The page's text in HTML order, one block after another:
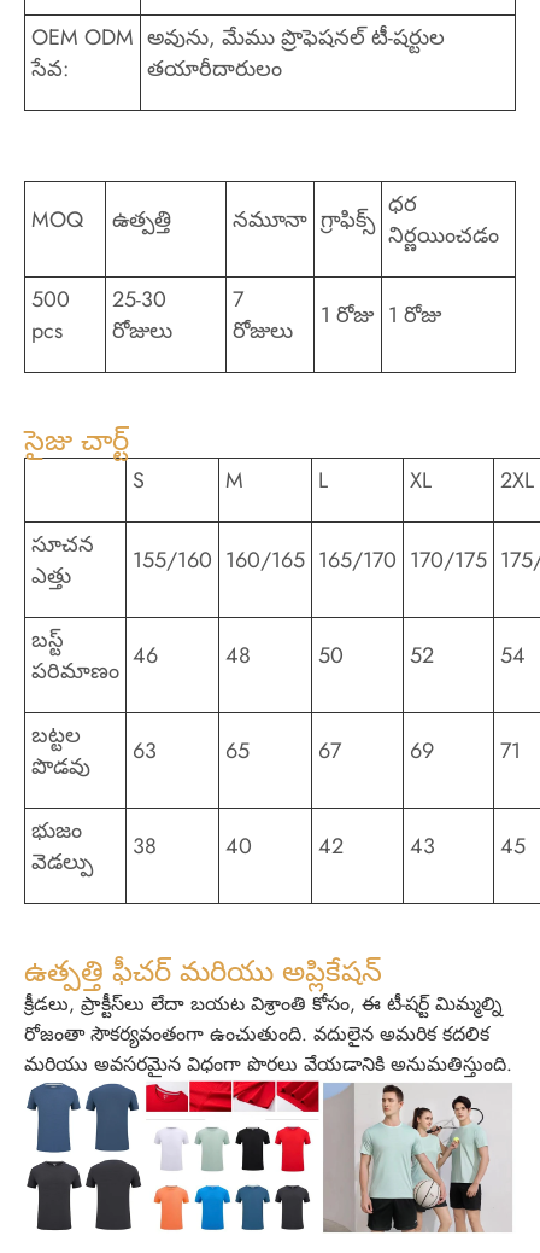
OEM ODM
సేవ:
అవును, మేము ప్రొఫెషనల్ టీ-షర్టుల
తయారీదారులం
MOQ ఉత్పత్తి నమూనా గ్రాఫిక్స్ ధర
నిర్ణయించడం
500
pcs
25-30
రోజులు
7
రోజులు
1 రోజు 1 రోజు
సైజు చార్ట్
S M L XL 2XL
సూచన
ఎత్తు
155/160 160/165 165/170 170/175
బస్ట్
పరిమాణం 46 48 50 52 54
బట్టల
పొడవు
63 65 67 69 71
భుజం
వెడల్పు
38 40 42 43 45
ఉత్పత్తి ఫీచర్ మరియు అప్లికేషన్
క్రీడలు, ప్రాక్టీస్‌లు లేదా బయట విశ్రాంతి కోసం, ఈ టీ-షర్ట్ మిమ్మల్ని
రోజంతా సౌకర్యవంతంగా ఉంచుతుంది. వదులైన అమరిక కదలిక
మరియు అవసరమైన విధంగా పొరలు వేయడానికి అనుమతిస్తుంది.